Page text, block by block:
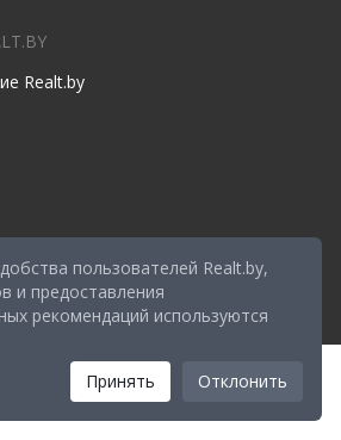
пользователей Realt.by,
и предоставления
рекомендаций используются
Принять Отклонить
Realt.by